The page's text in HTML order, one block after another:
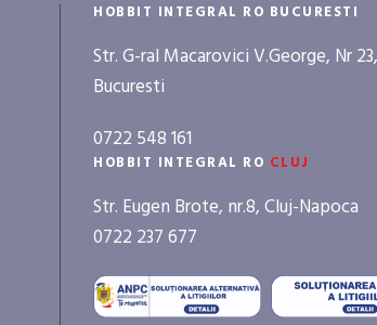
HOBBIT INTEGRAL RO BUCURESTI
Str. G-ral Macarovici V.George, Nr
Bucuresti
0722 548 161
HOBBIT INTEGRAL RO CLUJ
Str. Eugen Brote, nr.8, Cluj-Napoca
0722 237 677